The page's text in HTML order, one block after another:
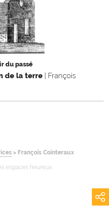
du passé
de la terre | François
> François Cointeraux
espaces heureux